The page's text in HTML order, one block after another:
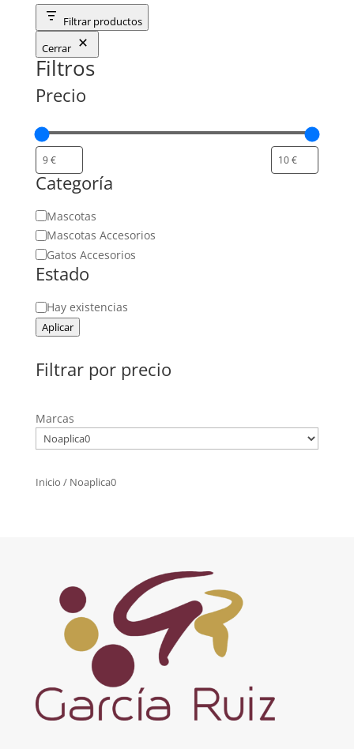
Filtrar productos
Cerrar
Filtros
Precio
Categoría
Categoría
Mascotas
Mascotas Accesorios
Gatos Accesorios
Estado
Estado
Hay existencias
Aplicar
Filtrar por precio
Marcas
Inicio / Noaplica0